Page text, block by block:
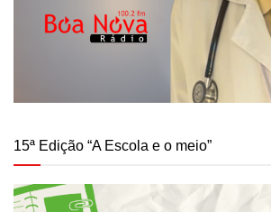
15ª Edição “A Escola e o meio”